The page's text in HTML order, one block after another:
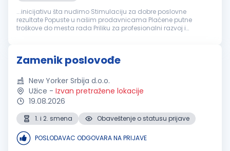
...inicijativu šta nudimo Stimulaciju za dobre poslovne
rezultate Popuste u našim prodavnicama Plaćene putne
troškove do mesta rada Priliku za profesionalni razvoj i
Zamenik poslovođe
New Yorker Srbija d.o.o.
Užice - Izvan pretražene lokacije
19.08.2026
1. i 2. smena Obaveštenje o statusu prijave
POSLODAVAC ODGOVARA NA PRIJAVE